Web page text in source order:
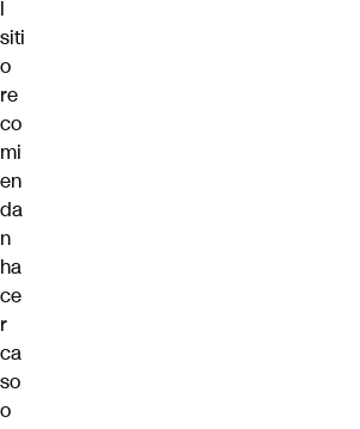
l
siti
o
re
co
mi
en
da
n
ha
ce
r
ca
so
o